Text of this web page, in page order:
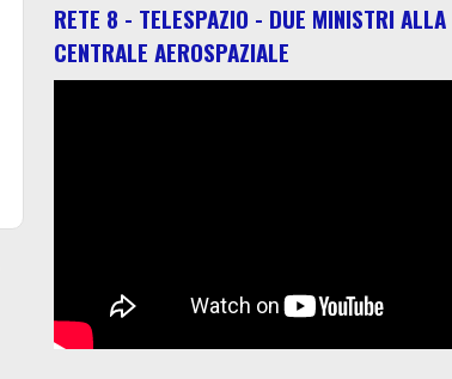
RETE 8 - TELESPAZIO - DUE MINISTRI ALLA
CENTRALE AEROSPAZIALE